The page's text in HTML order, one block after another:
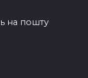
на пошту